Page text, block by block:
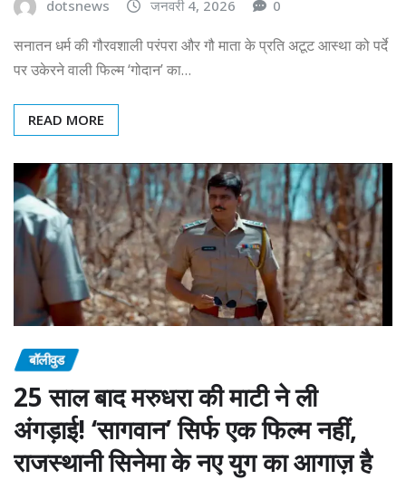
dotsnews जनवरी 4, 2026 0
सनातन धर्म की गौरवशाली परंपरा और गौ माता के प्रति अटूट आस्था को पर्दे
पर उकेरने वाली फिल्म ‘गोदान’ का…
READ MORE
बॉलीवुड
25 साल बाद मरुधरा की माटी ने ली
अंगड़ाई! ‘सागवान’ सिर्फ एक फिल्म नहीं,
राजस्थानी सिनेमा के नए युग का आगाज़ है